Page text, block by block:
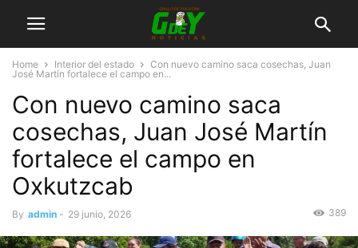
Home Interior del estado
Con nuevo camino saca cosechas, Juan
José Martín fortalece el campo en...
Con nuevo camino saca
cosechas, Juan José Martín
fortalece el campo en
Oxkutzcab
By admin - 29 junio, 2026 389